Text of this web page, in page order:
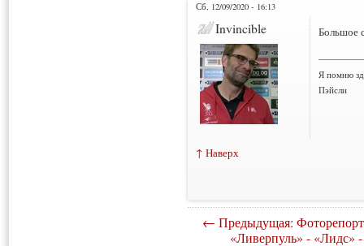
Сб, 12/09/2020 - 16:13
Invincible Большое
Я помню
Пэйсли
↑ Наверх
← Предыдущая:
«Ливерпуль» - «Лидс»